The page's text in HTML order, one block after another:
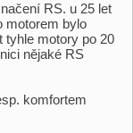
RS. u 25 let
motorem bylo
tyhle motory po 20
nějaké RS
komfortem